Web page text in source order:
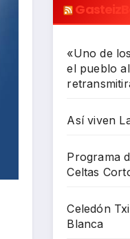
«Uno de
el pueblo
Así viven
Programa
Celtas
Celedón
Blanca